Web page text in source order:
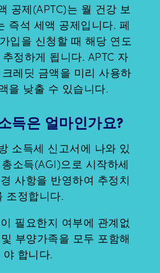
공제(APTC)는 월 건강 보
즉석 세액 공제입니다. 페
입을 신청할 때 해당 연도
정하게 됩니다. APTC 자
레딧 금액을 미리 사용하
을 낮출 수 있습니다.
득은 얼마인가요?
소득세 신고서에 나와 있
소득(AGI)으로 시작하세
사항을 반영하여 추정치
조정합니다.
필요한지 여부에 관계없
부양가족을 모두 포함해
야 합니다.